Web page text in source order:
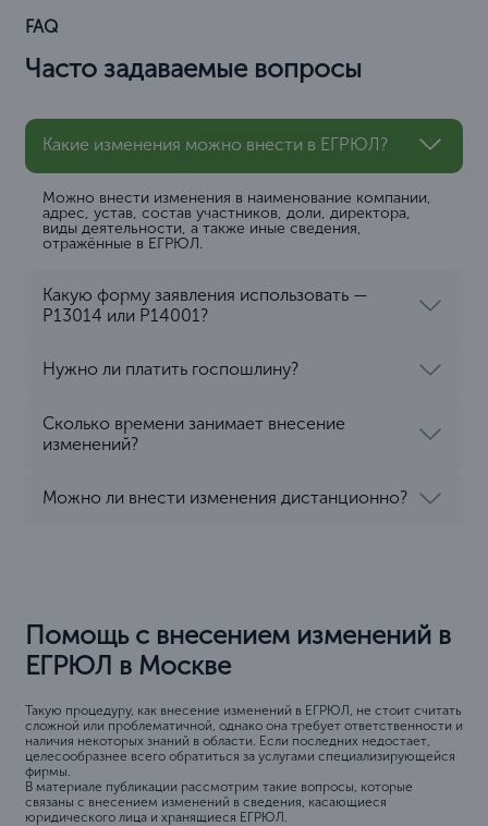
FAQ
Часто задаваемые вопросы
Какие изменения можно внести в ЕГРЮЛ?
Можно внести изменения в наименование компании,
адрес, устав, состав участников, доли, директора,
виды деятельности, а также иные сведения,
отражённые в ЕГРЮЛ.
Какую форму заявления использовать —
Р13014 или Р14001?
Нужно ли платить госпошлину?
Сколько времени занимает внесение
изменений?
Можно ли внести изменения дистанционно?
Помощь с внесением изменений в
ЕГРЮЛ в Москве
Такую процедуру, как внесение изменений в ЕГРЮЛ, не стоит считать
сложной или проблематичной, однако она требует ответственности и
наличия некоторых знаний в области. Если последних недостает,
целесообразнее всего обратиться за услугами специализирующейся
фирмы.
В материале публикации рассмотрим такие вопросы, которые
связаны с внесением изменений в сведения, касающиеся
юридического лица и хранящиеся ЕГРЮЛ.